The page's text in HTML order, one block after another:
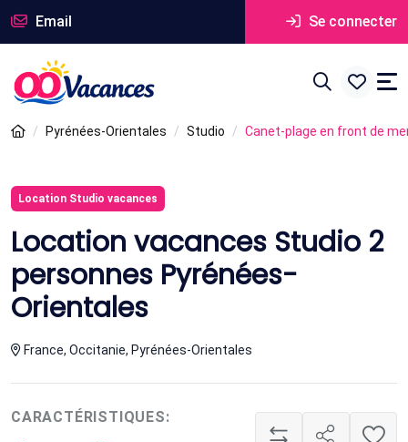
Email Se connecter
Pyrénées-Orientales Studio Canet-plage en front de
Location Studio vacances
Location vacances Studio 2
personnes Pyrénées-
Orientales
France, Occitanie, Pyrénées-Orientales
CARACTÉRISTIQUES: